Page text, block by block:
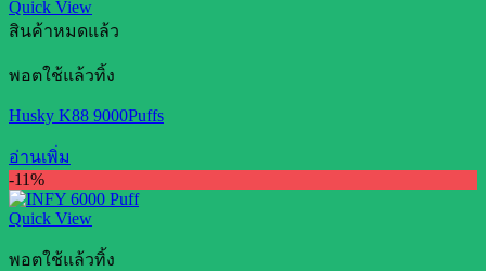
Quick View
สินค้าหมดแล้ว
พอตใช้แล้วทิ้ง
Husky K88 9000Puffs
อ่านเพิ่ม
-11%
Quick View
พอตใช้แล้วทิ้ง